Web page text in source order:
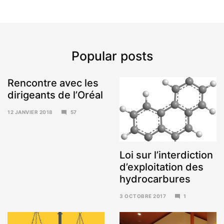
Popular posts
Rencontre avec les
dirigeants de l’Oréal
12 JANVIER 2018
57
Loi sur l’interdiction
d’exploitation des
hydrocarbures
3 OCTOBRE 2017
2017
1